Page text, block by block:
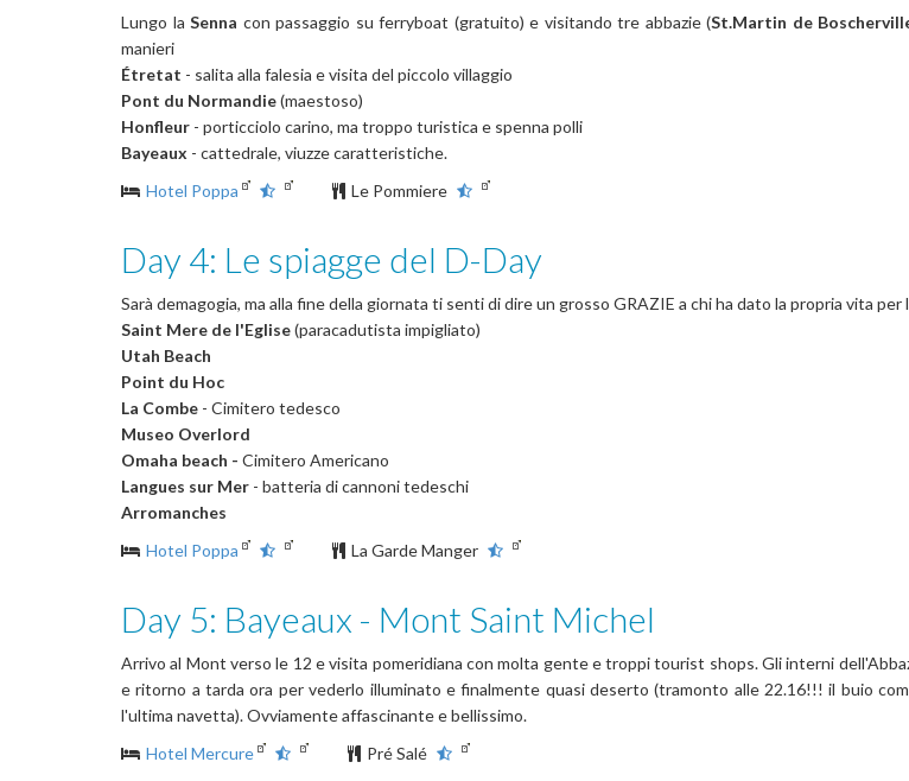
Lungo laSenna con passaggio su ferryboat (gratuito) e visitando tre abbazie (St.Martin de
manieri
Étretat - salita alla falesia e visita del piccolo villaggio
Pont du Normandie(maestoso)
Honfleur - porticciolo carino, ma troppo turistica e spenna polli
Bayeaux - cattedrale, viuzze caratteristiche.
Hotel Poppa
Le Pommiere
Day 4: Le spiagge del D-Day
Sarà demagogia, ma alla fine della giornata ti senti di dire un grosso GRAZIE a chi ha dato la propria vita per
Saint Mere de l'Eglise(paracadutista impigliato)
Utah Beach
Point du Hoc
La Combe - Cimitero tedesco
Museo Overlord
Omaha beach - Cimitero Americano
Langues sur Mer - batteria di cannoni tedeschi
Arromanches
Hotel Poppa
La Garde Manger
Day 5: Bayeaux - Mont Saint Michel
Arrivo al Mont verso le 12 e visita pomeridiana con molta gente e troppi tourist shops. Gli interni
e ritorno a tarda ora per vederlo illuminato e finalmente quasi deserto (tramonto alle 22.16!!! il buio
l'ultima navetta). Ovviamente affascinante e bellissimo.
Hotel Mercure
Pré Salé